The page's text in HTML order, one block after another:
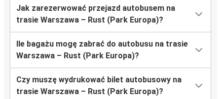
Jak zarezerwować przejazd autobusem na
trasie Warszawa – Rust (Park Europa)?
Ile bagażu mogę zabrać do autobusu na trasie
Warszawa – Rust (Park Europa)?
Czy muszę wydrukować bilet autobusowy na
trasie Warszawa – Rust (Park Europa)?